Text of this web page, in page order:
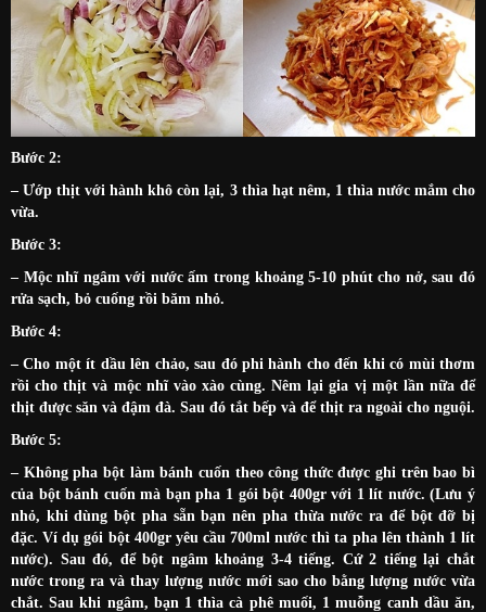
Bước 2:
– Ướp thịt với hành khô còn lại, 3 thìa hạt nêm, 1 thìa nước mắm cho
vừa.
Bước 3:
– Mộc nhĩ ngâm với nước ấm trong khoảng 5-10 phút cho nở, sau đó
rửa sạch, bỏ cuống rồi băm nhỏ.
Bước 4:
– Cho một ít dầu lên chảo, sau đó phi hành cho đến khi có mùi thơm
rồi cho thịt và mộc nhĩ vào xào cùng. Nêm lại gia vị một lần nữa để
thịt được săn và đậm đà. Sau đó tắt bếp và để thịt ra ngoài cho nguội.
Bước 5:
– Không pha bột làm bánh cuốn theo công thức được ghi trên bao bì
của bột bánh cuốn mà bạn pha 1 gói bột 400gr với 1 lít nước. (Lưu ý
nhỏ, khi dùng bột pha sẵn bạn nên pha thừa nước ra để bột đỡ bị
đặc. Ví dụ gói bột 400gr yêu cầu 700ml nước thì ta pha lên thành 1 lít
nước). Sau đó, để bột ngâm khoảng 3-4 tiếng. Cứ 2 tiếng lại chắt
nước trong ra và thay lượng nước mới sao cho bằng lượng nước vừa
chắt. Sau khi ngâm, bạn 1 thìa cà phê muối, 1 muỗng canh dầu ăn,